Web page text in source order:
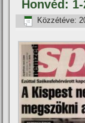
Honvéd:
Közzétéve: